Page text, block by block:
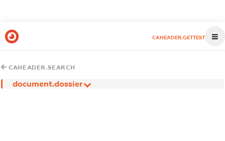
CAHEADER.GETTEST
CAHEADER.SEARCH
document.dossier